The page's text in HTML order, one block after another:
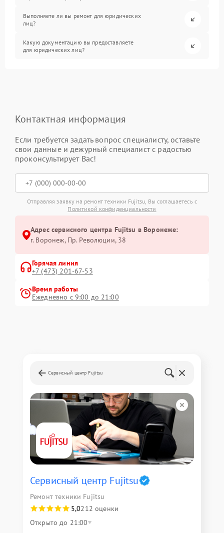
Выполняете ли вы ремонт для юридических
лиц?
Какую документацию вы предоставляете
для юридических лиц?
Контактная информация
Если требуется задать вопрос специалисту, оставьте
свои данные и дежурный специалист с радостью
проконсультирует Вас!
Отправляя заявку на ремонт техники Fujitsu, Вы соглашаетесь с
Политикой конфиденциальности
Адрес сервисного центра Fujitsu в Воронеже:
г. Воронеж, Пр. Революции, 38
Горячая линия
+7 (473) 201-67-53
Время работы
Ежедневно с 9:00 до 21:00
Сервисный центр Fujitsu
Сервисный центр Fujitsu
Ремонт техники Fujitsu
5,0212 оценки
Открыто до 21:00